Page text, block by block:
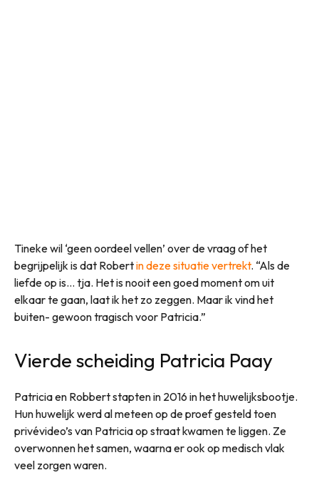
Tineke wil ‘geen oordeel vellen’ over de vraag of het
begrijpelijk is dat Robertin deze situatie vertrekt. “Als de
liefde op is… tja. Het is nooit een goed moment om uit
elkaar te gaan, laat ik het zo zeggen. Maar ik vind het
buiten- gewoon tragisch voor Patricia.”
Vierde scheiding Patricia Paay
Patricia en Robbert stapten in 2016 in het huwelijksbootje.
Hun huwelijk werd al meteen op de proef gesteld toen
privévideo’s van Patricia op straat kwamen te liggen. Ze
overwonnen het samen, waarna er ook op medisch vlak
veel zorgen waren.